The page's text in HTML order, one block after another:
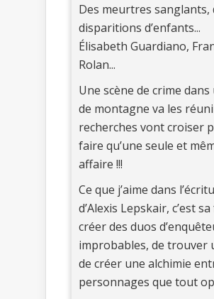
Des meurtres sanglants,
disparitions d’enfants...
Élisabeth Guardiano,
Rolan...
Une scène de crime
de montagne va les
recherches vont croiser
faire qu’une seule et
affaire !!!
Ce que j’aime dans
d’Alexis Lepskair, c’est
créer des duos
improbables, de trouver
de créer une alchimie
personnages que tout